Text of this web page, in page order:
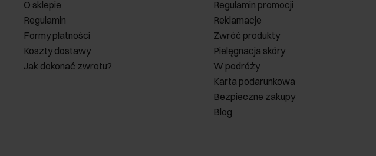
O sklepie
Regulamin
Formy płatności
Koszty dostawy
Jak dokonać zwrotu?
Regulamin promocji
Reklamacje
Zwróć produkty
Pielęgnacja skóry
W podróży
Karta podarunkowa
Bezpieczne zakupy
Blog